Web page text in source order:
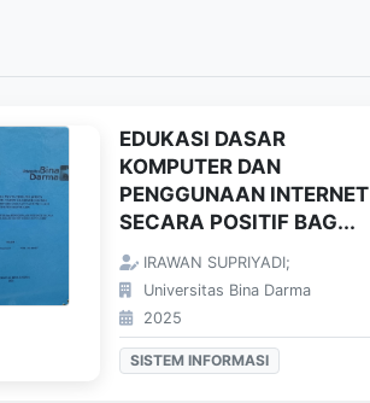
EDUKASI DASAR
KOMPUTER DAN
PENGGUNAAN INTERNET
SECARA POSITIF BAG...
IRAWAN SUPRIYADI;
Universitas Bina Darma
2025
SISTEM INFORMASI